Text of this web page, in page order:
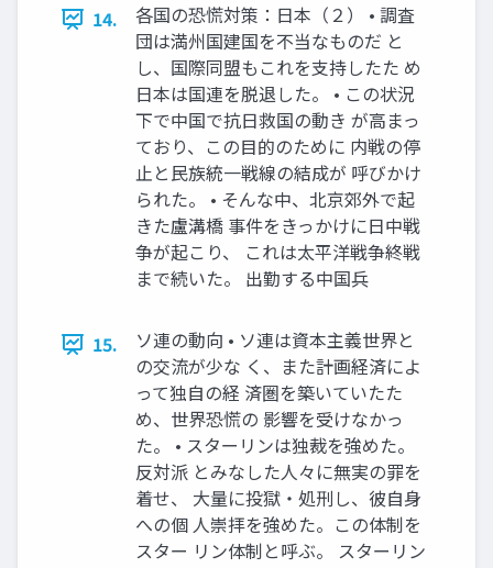
14.
各国の恐慌対策：日本（２） • 調査
団は満州国建国を不当なものだ と
し、国際同盟もこれを支持したた め
日本は国連を脱退した。 • この状況
下で中国で抗日救国の動き が高まっ
ており、この目的のために 内戦の停
止と民族統一戦線の結成が 呼びかけ
られた。 • そんな中、北京郊外で起
きた盧溝橋 事件をきっかけに日中戦
争が起こり、 これは太平洋戦争終戦
まで続いた。 出勤する中国兵
15.
ソ連の動向 • ソ連は資本主義世界と
の交流が少な く、また計画経済によ
って独自の経 済圏を築いていたた
め、世界恐慌の 影響を受けなかっ
た。 • スターリンは独裁を強めた。
反対派 とみなした人々に無実の罪を
着せ、 大量に投獄・処刑し、彼自身
への個 人崇拝を強めた。この体制を
スター リン体制と呼ぶ。 スターリン